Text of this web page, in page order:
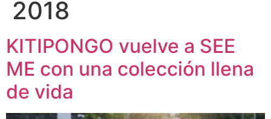
2018
KITIPONGO vuelve a SEE
ME con una colección llena
de vida